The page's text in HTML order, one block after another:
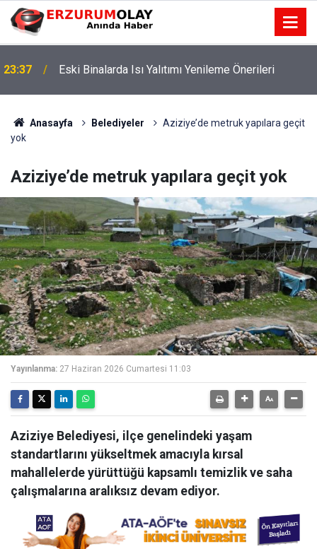
23:37 Eski Binalarda Isı Yalıtımı Yenileme Önerileri
Anasayfa Belediyeler
Aziziye’de metruk yapılara geçit
yok
Aziziye’de metruk yapılara geçit yok
Yayınlanma: 27 Haziran 2026 Cumartesi 11:03
Aziziye Belediyesi, ilçe genelindeki yaşam
standartlarını yükseltmek amacıyla kırsal
mahallelerde yürüttüğü kapsamlı temizlik ve saha
çalışmalarına aralıksız devam ediyor.